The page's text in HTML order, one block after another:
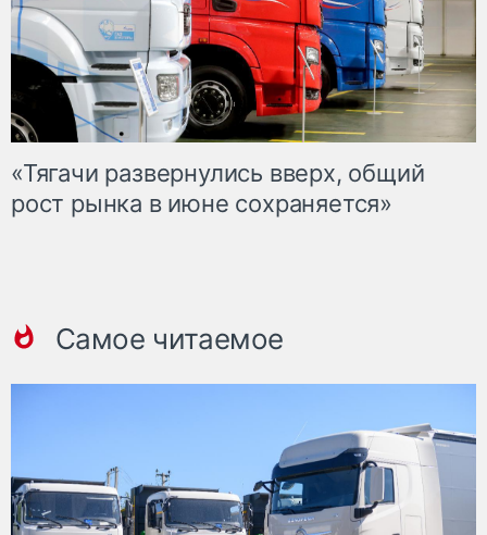
«Тягачи развернулись вверх, общий
рост рынка в июне сохраняется»
Самое читаемое